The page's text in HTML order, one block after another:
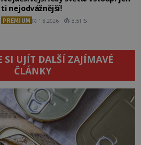
ti nejodvážnější!
PREMIUM 1.8.2026 3.5TIS
SI UJÍT DALŠÍ ZAJÍMAVÉ
ČLÁNKY